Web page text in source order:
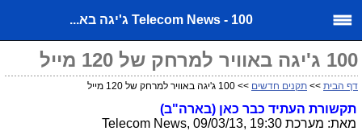
Telecom News - 100 ג'יגה בא...
100 ג'יגה באוויר למרחק של 120 מייל
דף הבית >> תקנים חדשים >> 100 ג'יגה באוויר למרחק של 120 מייל
תקשורת העתיד כבר כאן (בארה"ב)
מאת: מערכת Telecom News, 09/03/13, 19:30